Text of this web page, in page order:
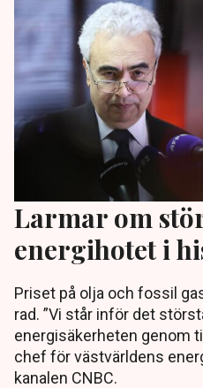
Larmar om
energihotet i
Priset på olja och fossil
rad. ”Vi står inför det
energisäkerheten genom
chef för västvärldens
kanalen CNBC.